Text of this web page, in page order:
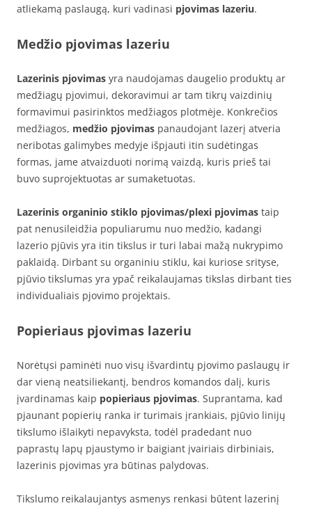
atliekamą paslaugą, kuri vadinasi pjovimas lazeriu.
Medžio pjovimas lazeriu
Lazerinis pjovimas yra naudojamas daugelio produktų ar
medžiagų pjovimui, dekoravimui ar tam tikrų vaizdinių
formavimui pasirinktos medžiagos plotmėje. Konkrečios
medžiagos, medžio pjovimas panaudojant lazerį atveria
neribotas galimybes medyje išpjauti itin sudėtingas
formas, jame atvaizduoti norimą vaizdą, kuris prieš tai
buvo suprojektuotas ar sumaketuotas.
Lazerinis organinio stiklo pjovimas/plexi pjovimas taip
pat nenusileidžia populiarumu nuo medžio, kadangi
lazerio pjūvis yra itin tikslus ir turi labai mažą nukrypimo
paklaidą. Dirbant su organiniu stiklu, kai kuriose srityse,
pjūvio tikslumas yra ypač reikalaujamas tikslas dirbant ties
individualiais pjovimo projektais.
Popieriaus pjovimas lazeriu
Norėtųsi paminėti nuo visų išvardintų pjovimo paslaugų ir
dar vieną neatsiliekantį, bendros komandos dalį, kuris
įvardinamas kaip popieriaus pjovimas. Suprantama, kad
pjaunant popierių ranka ir turimais įrankiais, pjūvio linijų
tikslumo išlaikyti nepavyksta, todėl pradedant nuo
paprastų lapų pjaustymo ir baigiant įvairiais dirbiniais,
lazerinis pjovimas yra būtinas palydovas.
Tikslumo reikalaujantys asmenys renkasi būtent lazerinį